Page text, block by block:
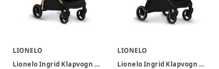
LIONELO
Lionelo Ingrid Klapvogn - Black Onyx
LIONELO
Lionelo Ingrid Klapvogn - Beige Sand